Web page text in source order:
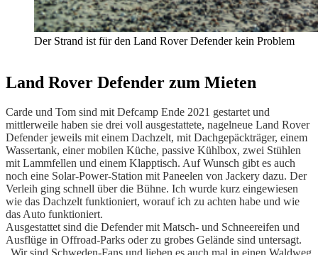
Der Strand ist für den Land Rover Defender kein Problem
Land Rover Defender zum Mieten
Carde und Tom sind mit Defcamp Ende 2021 gestartet und
mittlerweile haben sie drei voll ausgestattete, nagelneue Land Rover
Defender jeweils mit einem Dachzelt, mit Dachgepäckträger, einem
Wassertank, einer mobilen Küche, passive Kühlbox, zwei Stühlen
mit Lammfellen und einem Klapptisch. Auf Wunsch gibt es auch
noch eine Solar-Power-Station mit Paneelen von Jackery dazu. Der
Verleih ging schnell über die Bühne. Ich wurde kurz eingewiesen
wie das Dachzelt funktioniert, worauf ich zu achten habe und wie
das Auto funktioniert.
Ausgestattet sind die Defender mit Matsch- und Schneereifen und
Ausflüge in Offroad-Parks oder zu grobes Gelände sind untersagt.